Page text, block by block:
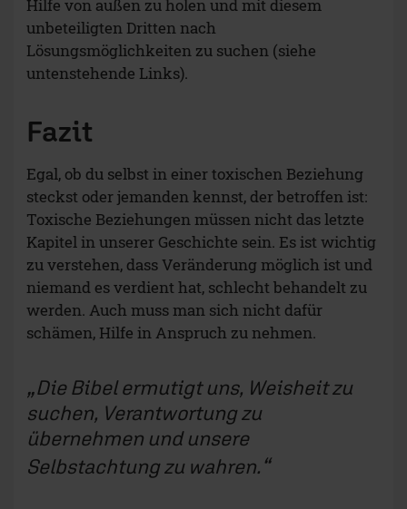
Hilfe von außen zu holen und mit diesem
unbeteiligten Dritten nach
Lösungsmöglichkeiten zu suchen (siehe
untenstehende Links).
Fazit
Egal, ob du selbst in einer toxischen Beziehung
steckst oder jemanden kennst, der betroffen ist:
Toxische Beziehungen müssen nicht das letzte
Kapitel in unserer Geschichte sein. Es ist wichtig
zu verstehen, dass Veränderung möglich ist und
niemand es verdient hat, schlecht behandelt zu
werden. Auch muss man sich nicht dafür
schämen, Hilfe in Anspruch zu nehmen.
Die Bibel ermutigt uns, Weisheit zu
suchen, Verantwortung zu
übernehmen und unsere
Selbstachtung zu wahren.